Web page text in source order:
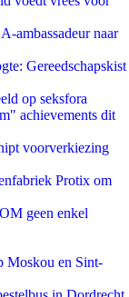
ambassadeur naar
Gereedschapskist
op seksfora
achievements dit
voorverkiezing
Protix om
geen enkel
Moskou en Sint-